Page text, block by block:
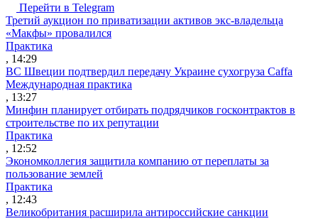
Перейти в Telegram
Третий аукцион по приватизации активов экс-владельца
«Макфы» провалился
Практика
, 14:29
ВС Швеции подтвердил передачу Украине сухогруза Caffa
Международная практика
, 13:27
Минфин планирует отбирать подрядчиков госконтрактов в
строительстве по их репутации
Практика
, 12:52
Экономколлегия защитила компанию от переплаты за
пользование землей
Практика
, 12:43
Великобритания расширила антироссийские санкции